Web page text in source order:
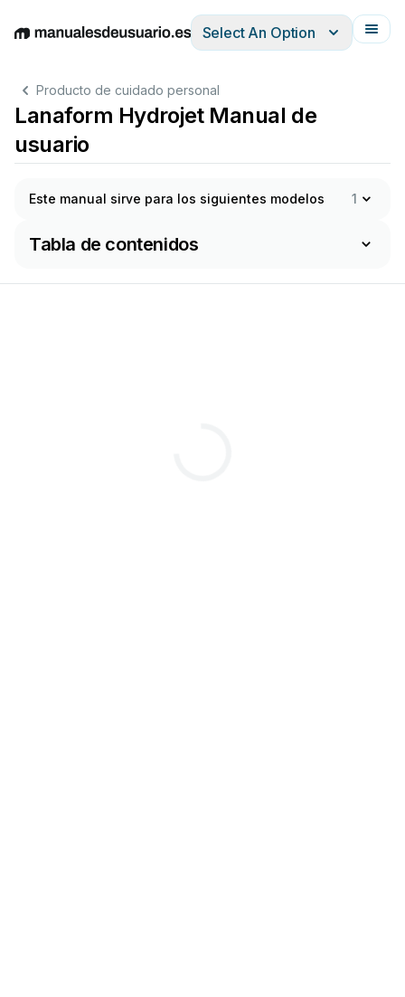
EnglishDeutschEspañolItalianoFrançais
Select An Option
Producto de cuidado personal
Lanaform Hydrojet Manual de
usuario
Este manual sirve para los siguientes modelos 1
Tabla de contenidos